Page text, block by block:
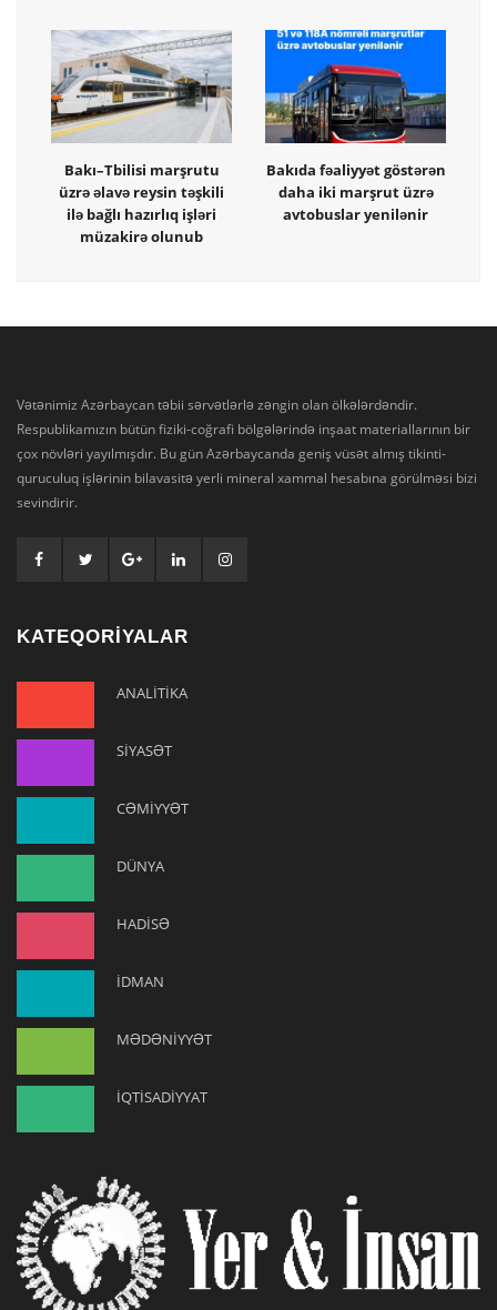
Bakı–Tbilisi marşrutu
üzrə əlavə reysin təşkili
ilə bağlı hazırlıq işləri
müzakirə olunub
Bakıda fəaliyyət göstərən
daha iki marşrut üzrə
avtobuslar yenilənir
Vətənimiz Azərbaycan təbii sərvətlərlə zəngin olan ölkələrdəndir.
Respublikamızın bütün fiziki-coğrafi bölgələrində inşaat materiallarının bir
çox növləri yayılmışdır. Bu gün Azərbaycanda geniş vüsət almış tikinti-
quruculuq işlərinin bilavasitə yerli mineral xammal hesabına görülməsi bizi
sevindirir.
KATEQORİYALAR
ANALİTİKA
SİYASƏT
CƏMİYYƏT
DÜNYA
HADİSƏ
İDMAN
MƏDƏNİYYƏT
İQTİSADİYYAT